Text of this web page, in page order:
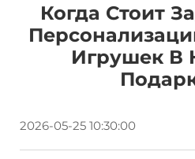
Когда Стоит
Игрушек В
2026-05-25 10:30:00